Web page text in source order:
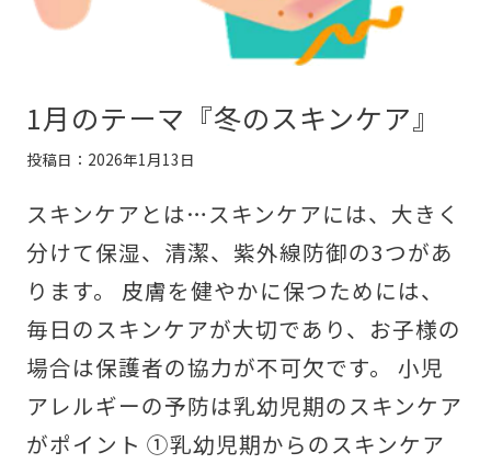
1月のテーマ『冬のスキンケア』
投稿日：2026年1月13日
スキンケアとは…スキンケアには、大きく
分けて保湿、清潔、紫外線防御の3つがあ
ります。 皮膚を健やかに保つためには、
毎日のスキンケアが大切であり、お子様の
場合は保護者の協力が不可欠です。 小児
アレルギーの予防は乳幼児期のスキンケア
がポイント ①乳幼児期からのスキンケア